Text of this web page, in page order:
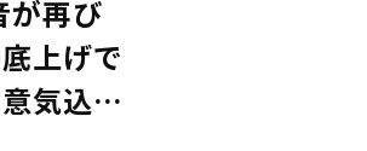
が再び
上げで
気込み